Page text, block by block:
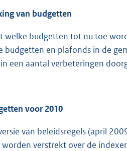
van budgetten
welke budgetten tot nu toe
budgetten en plafonds in de
een aantal verbeteringen
voor 2010
van beleidsregels (april
verstrekt over de